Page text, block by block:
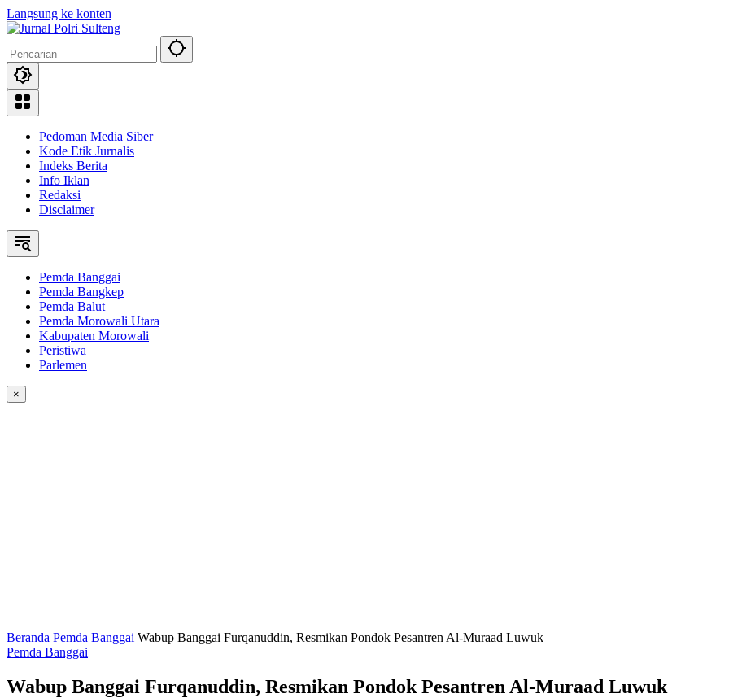
Langsung ke konten
Pedoman Media Siber
Kode Etik Jurnalis
Indeks Berita
Info Iklan
Redaksi
Disclaimer
Pemda Banggai
Pemda Bangkep
Pemda Balut
Pemda Morowali Utara
Kabupaten Morowali
Peristiwa
Parlemen
×
Beranda Pemda Banggai Wabup Banggai Furqanuddin, Resmikan Pondok Pesantren Al-Muraad Luwuk
Pemda Banggai
Wabup Banggai Furqanuddin, Resmikan Pondok Pesantren Al-Muraad Luwuk